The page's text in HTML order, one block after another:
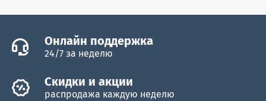
Онлайн поддержка
24/7 за неделю
Скидки и акции
распродажа каждую неделю